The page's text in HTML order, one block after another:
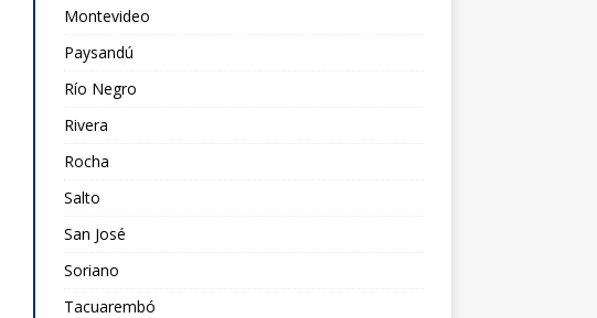
Montevideo
Paysandú
Río Negro
Rivera
Rocha
Salto
San José
Soriano
Tacuarembó